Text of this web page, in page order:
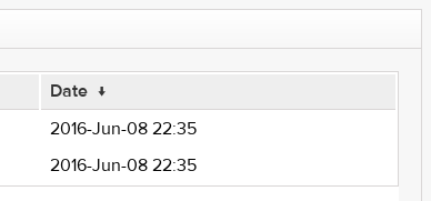
Date ↓
2016-Jun-08 22:35
2016-Jun-08 22:35